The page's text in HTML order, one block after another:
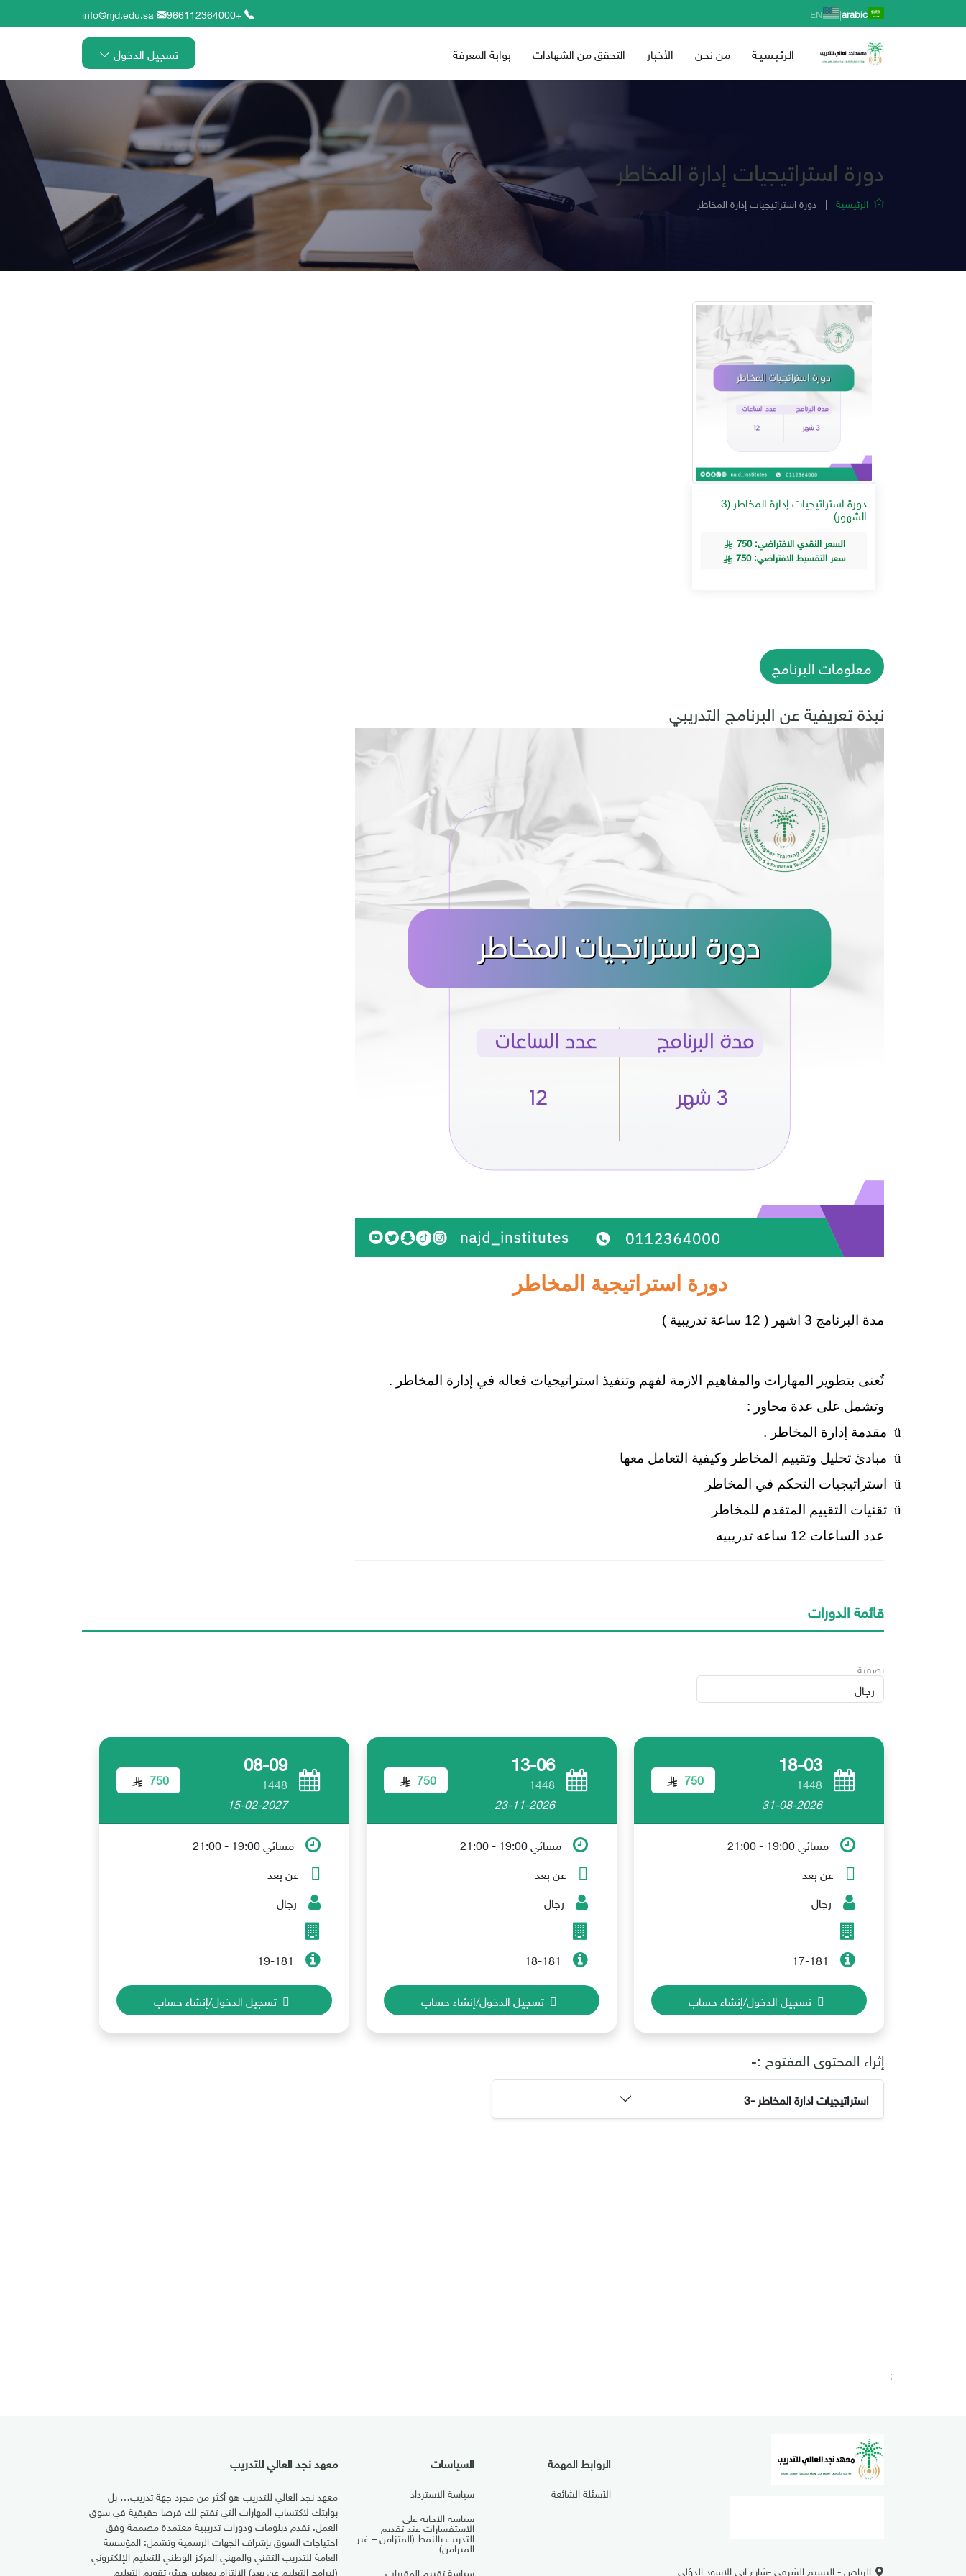
arabic
|
EN
+966112364000
info@njd.edu.sa
الـرئـيـسـيـة من نحن الأخبار التحقق من الشهادات بوابة المعرفة تسجيل الدخول
دورة استراتيجيات إدارة المخاطر
الرئيسية | دورة استراتيجيات إدارة المخاطر
دورة استراتيجيات إدارة المخاطر (3
الشهور)
السعر النقدي الافتراضي: 750
سعر التقسيط الافتراضي: 750
معلومات البرنامج
نبذة تعريفية عن البرنامج التدريبي
دورة استراتيجية المخاطر
مدة البرنامج 3 اشهر ( 12 ساعة تدريبية )
تٌعنى بتطوير المهارات والمفاهيم الازمة لفهم وتنفيذ استراتيجيات فعاله في إدارة المخاطر .
وتشمل على عدة محاور :
ü مقدمة إدارة المخاطر .
ü مبادئ تحليل وتقييم المخاطر وكيفية التعامل معها
ü
استراتيجيات التحكم في المخاطر
ü تقنيات التقييم المتقدم للمخاطر
عدد الساعات 12 ساعه تدريبيه
قائمة الدورات
تصفية
18-03
1448
31-08-2026
750
مسائي 19:00 - 21:00
عن بعد
رجال
-
17-181
تسجيل الدخول/إنشاء حساب
13-06
1448
23-11-2026
750
مسائي 19:00 - 21:00
عن بعد
رجال
-
18-181
تسجيل الدخول/إنشاء حساب
08-09
1448
15-02-2027
750
مسائي 19:00 - 21:00
عن بعد
رجال
-
19-181
تسجيل الدخول/إنشاء حساب
إثراء المحتوى المفتوح :-
استراتيجيات ادارة المخاطر -3
;
الرياض - النسيم الشرقي -شارع ابي الاسود الدؤلي
الروابط المهمة
الأسئلة الشائعة
السياسات
سياسة الاسترداد
سياسة الاجابة على
الاستفسارات عند تقديم
التدريب بالنمط (المتزامن – غير
المتزامن)
سياسة تقييم المقررات
معهد نجد العالي للتدريب
معهد نجد العالي للتدريب هو أكثر من مجرد جهة تدريب… بل
بوابتك لاكتساب المهارات التي تفتح لك فرصا حقيقية في سوق
العمل. نقدم دبلومات ودورات تدريبية معتمدة مصممة وفق
احتياجات السوق بإشراف الجهات الرسمية وتشمل: المؤسسة
العامة للتدريب التقني والمهني المركز الوطني للتعليم الإلكتروني
(لبرامج التعليم عن بعد) الالتزام بمعايير هيئة تقويم التعليم